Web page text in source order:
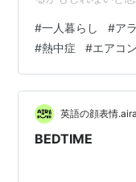
言っていました。
ので寝ているうち
状況です。 暑くて
の日差しが部屋を
も、どうしてもエ
まで我慢してじゃ
#一人暮らし #ア
#熱中症 #エアコン
英語の顔表情
BEDTIME